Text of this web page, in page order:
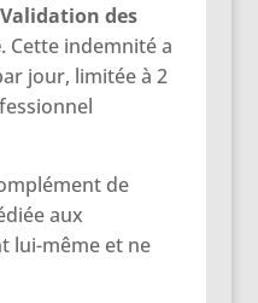
des
. Cette indemnité a
jour, limitée à 2
de
aux
lui-même et ne